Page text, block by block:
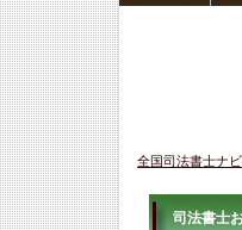
全国司法書士ナビ
司法書士